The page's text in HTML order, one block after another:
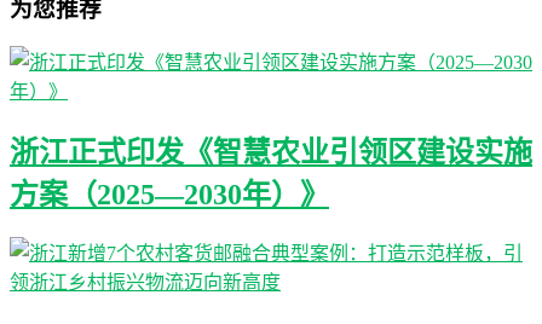
为您推荐
浙江正式印发《智慧农业引领区建设实施
方案（2025—2030年）》